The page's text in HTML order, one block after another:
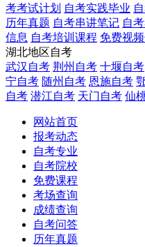
考考试计划 自考实践毕业
历年真题 自考串讲笔记 自
信息 自考培训课程 免费视
湖北地区自考
武汉自考 荆州自考 十堰自考
宁自考 随州自考 恩施自考
自考 潜江自考 天门自考 仙
网站首页
报考动态
自考专业
自考院校
免费课程
考场查询
成绩查询
自考问答
历年真题